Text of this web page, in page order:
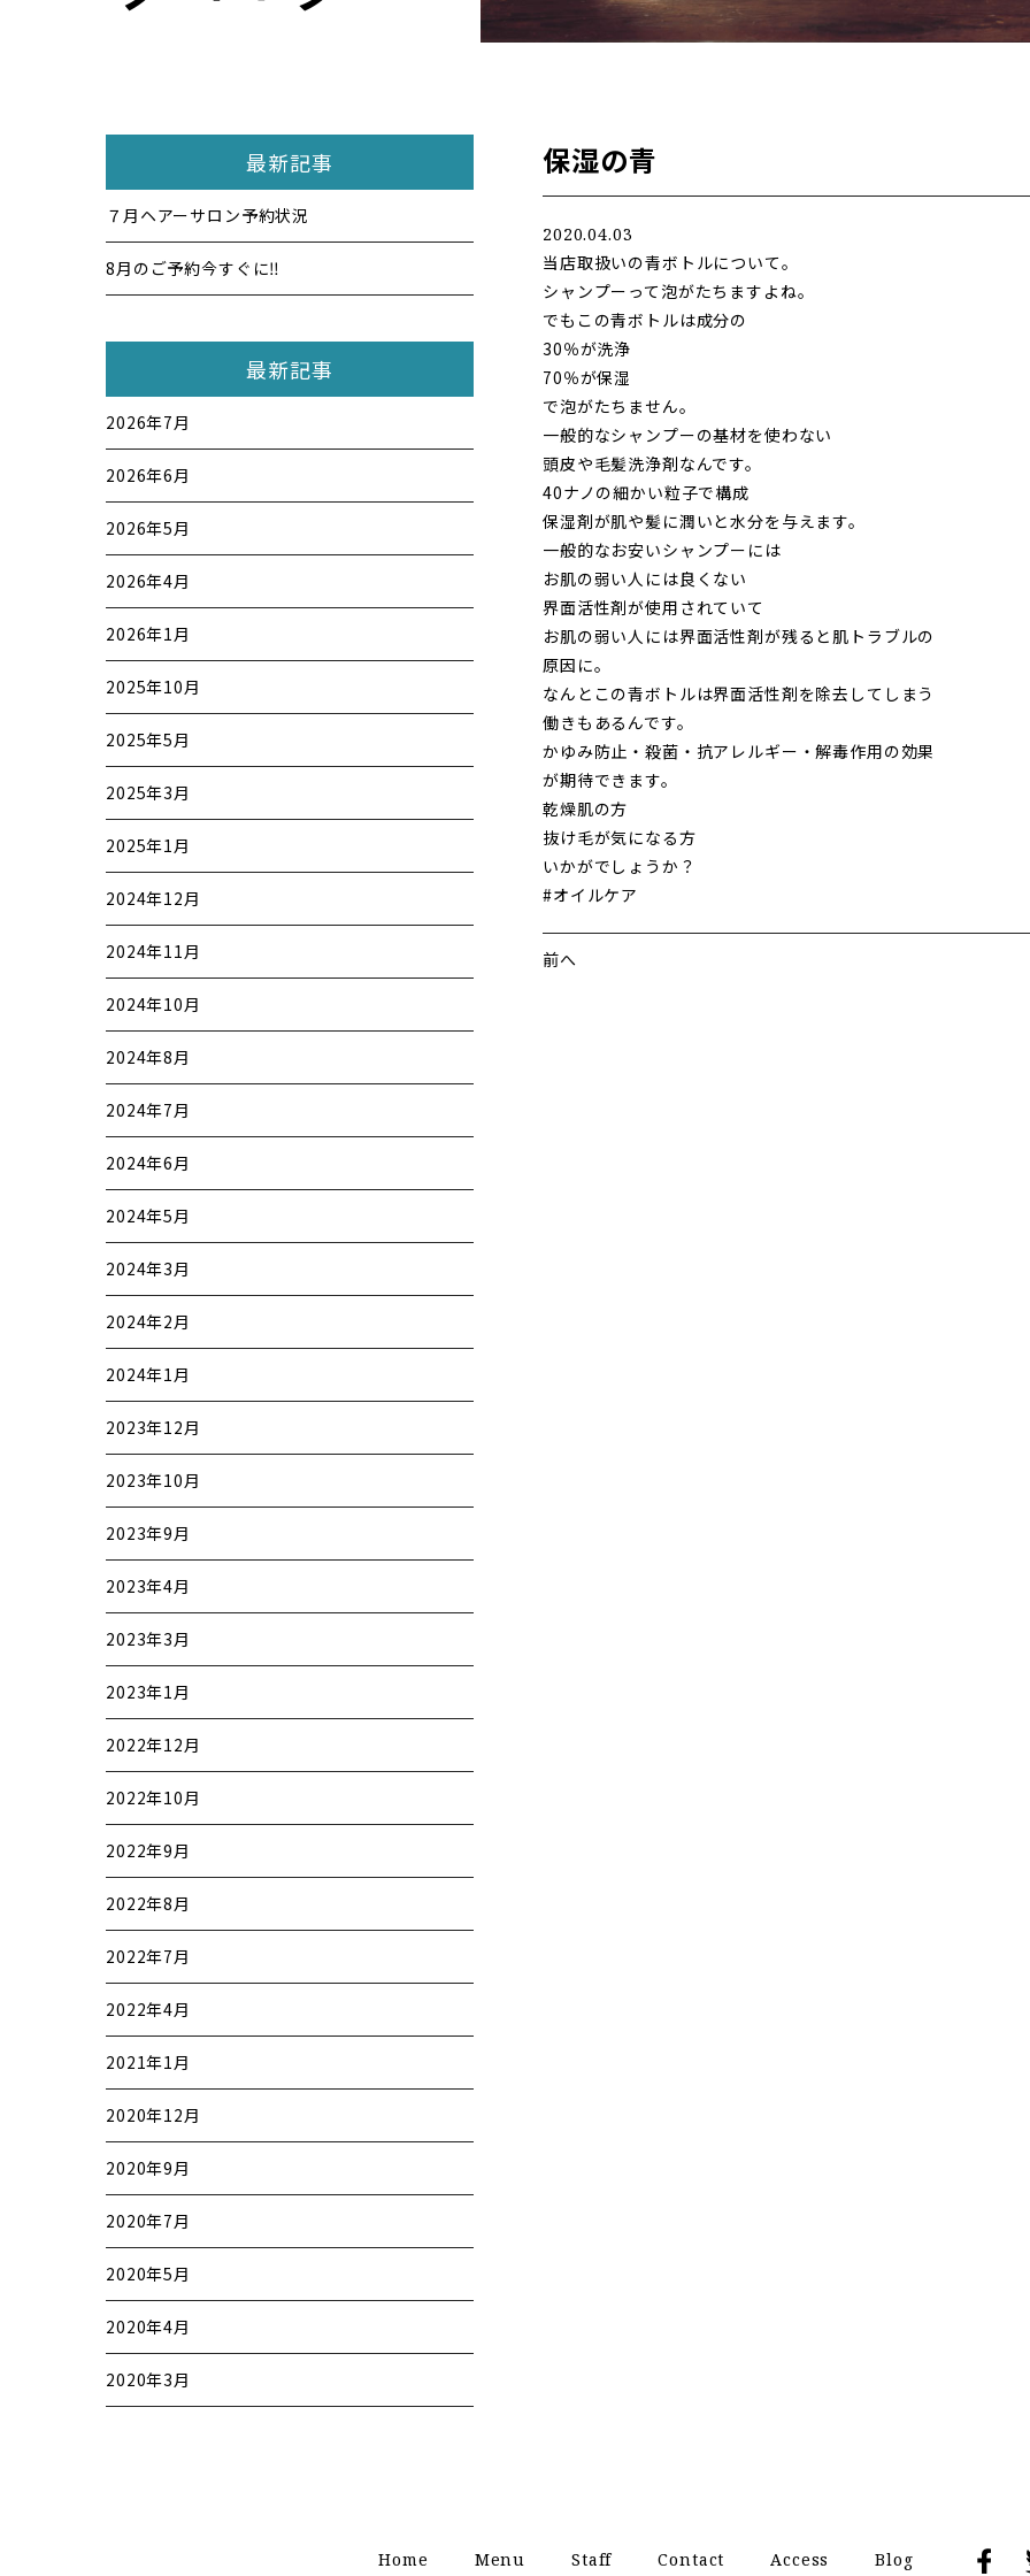
保湿の青
2020.04.03
当店取扱いの青ボトルについて。
シャンプーって泡がたちますよね。
でもこの青ボトルは成分の
30％が洗浄
70％が保湿
で泡がたちません。
一般的なシャンプーの基材を使わない
頭皮や毛髪洗浄剤なんです。
40ナノの細かい粒子で構成
保湿剤が肌や髪に潤いと水分を与えます。
一般的なお安いシャンプーには
お肌の弱い人には良くない
界面活性剤が使用されていて
お肌の弱い人には界面活性剤が残ると肌トラブルの
原因に。
なんとこの青ボトルは界面活性剤を除去してしまう
働きもあるんです。
かゆみ防止・殺菌・抗アレルギー・解毒作用の効果
が期待できます。
乾燥肌の方
抜け毛が気になる方
いかがでしょうか？
#オイルケア
前へ
最新記事
７月ヘアーサロン予約状況
8月のご予約今すぐに‼️
最新記事
2026年7月
2026年6月
2026年5月
2026年4月
2026年1月
2025年10月
2025年5月
2025年3月
2025年1月
2024年12月
2024年11月
2024年10月
2024年8月
2024年7月
2024年6月
2024年5月
2024年3月
2024年2月
2024年1月
2023年12月
2023年10月
2023年9月
2023年4月
2023年3月
2023年1月
2022年12月
2022年10月
2022年9月
2022年8月
2022年7月
2022年4月
2021年1月
2020年12月
2020年9月
2020年7月
2020年5月
2020年4月
2020年3月
Home Menu Staff Contact Access Blog